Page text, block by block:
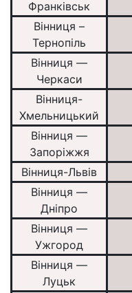
Франківськ
Вінниця –
Тернопіль
Вінниця —
Черкаси
Вінниця-
Хмельницький
Вінниця —
Запоріжжя
Вінниця-Львів
Вінниця —
Дніпро
Вінниця —
Ужгород
Вінниця —
Луцьк